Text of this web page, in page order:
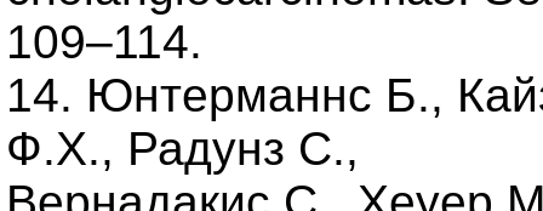
109–114.
14. Юнтерманнс Б.,
Ф.Х., Радунз С.,